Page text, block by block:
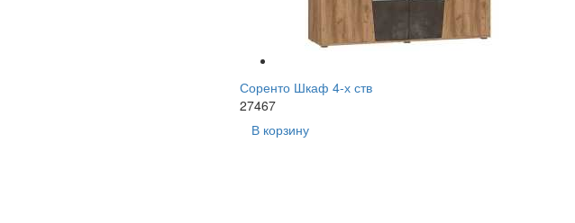
Соренто Шкаф 4-х ств
27467
В корзину